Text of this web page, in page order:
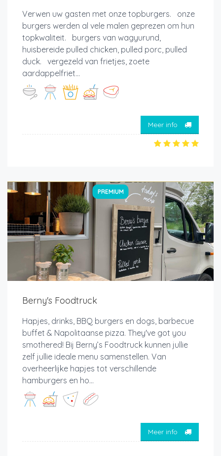
Verwen uw gasten met onze topburgers. onze
burgers werden al vele malen geprezen om hun
topkwaliteit. burgers van wagyurund,
huisbereide pulled chicken, pulled porc, pulled
duck. vergezeld van frietjes, zoete
aardappelfriet...
Meer info
PREMIUM
Berny's Foodtruck
Hapjes, drinks, BBQ burgers en dogs, barbecue
buffet & Napolitaanse pizza. They've got you
smothered! Bij Berny’s Foodtruck kunnen jullie
zelf jullie ideale menu samenstellen. Van
overheerlijke hapjes tot verschillende
hamburgers en ho...
Meer info